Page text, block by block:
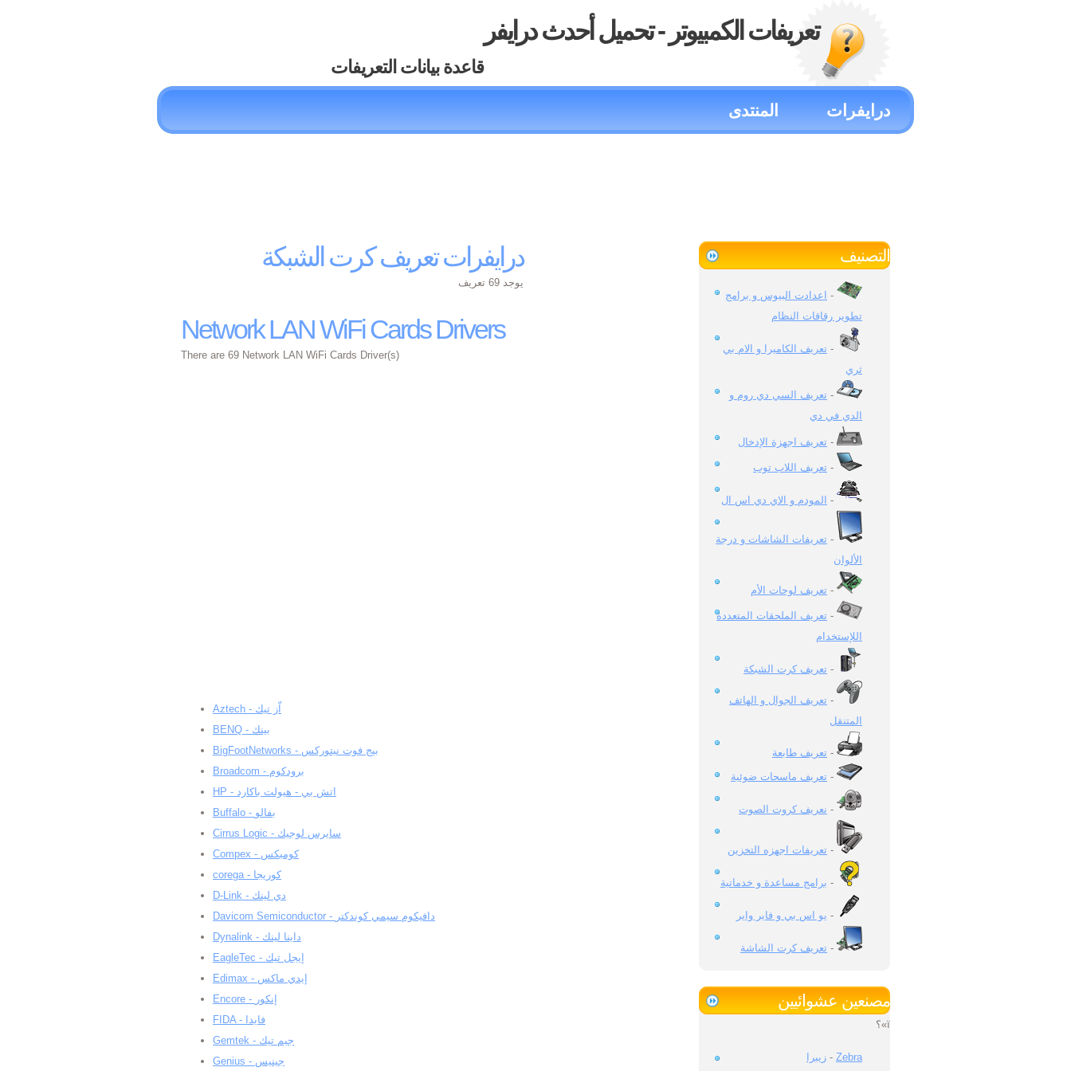
تعريفات الكمبيوتر - تحميل أحدث درايفر
قاعدة بيانات التعريفات
درايفرات المنتدى
درايفرات تعريف كرت الشبكة
يوجد 69 تعريف
Network LAN WiFi Cards Drivers
There are 69 Network LAN WiFi Cards Driver(s)
Aztech - اّز تيك
BENQ - بينك
BigFootNetworks - بيج فوت نيتوركس
Broadcom - برودكوم
HP - اتش بي - هيولت باكارد
Buffalo - بفالو
Cirrus Logic - سايرس لوجيك
Compex - كومبكس
corega - كوريجا
D-Link - دي لينك
Davicom Semiconductor - دافيكوم سيمي كوندكتر
Dynalink - داينا لينك
EagleTec - إيجل تيك
Edimax - إيدي ماكس
Encore - إنكور
FIDA - فايدا
Gemtek - جيم تيك
Genius - جينيس
التصنيف
- اعدادت البيوس و برامج
تطوير رقاقات النظام
- تعريف الكاميرا و الام بي
ثري
- تعريف السي دي روم و
الدي في دي
- تعريف اجهزة الإدخال
- تعريف اللاب توب
- المودم و الاي دي اس ال
- تعريفات الشاشات و درجة
الألوان
- تعريف لوحات الأم
- تعريف الملحقات المتعددة
اللإستخدام
- تعريف كرت الشبكة
- تعريف الجوال و الهاتف
المتنقل
- تعريف طابعة
- تعريف ماسحات ضوئية
- نعريف كروت الصوت
- تعريفات اجهزه التخزين
- برامج مساعدة و خدماتية
- يو اس بي و فاير واير
- تعريف كرت الشاشة
مصنعين عشوائيين
ï»؟
Zebra
- زيبرا